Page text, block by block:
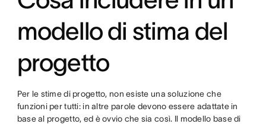
modello di stima del
progetto
Per le stime di progetto, non esiste una soluzione che
funzioni per tutti: in altre parole devono essere adattate in
base al progetto, ed è ovvio che sia così. Il modello base di